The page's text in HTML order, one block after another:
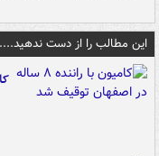
این مطالب را از دست ندهید....